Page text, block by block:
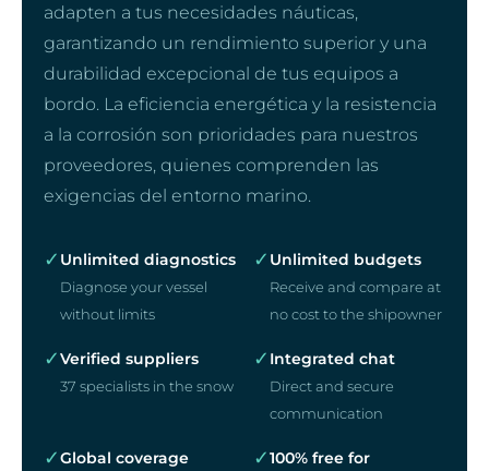
adapten a tus necesidades náuticas,
garantizando un rendimiento superior y una
durabilidad excepcional de tus equipos a
bordo. La eficiencia energética y la resistencia
a la corrosión son prioridades para nuestros
proveedores, quienes comprenden las
exigencias del entorno marino.
✓ Unlimited diagnostics
Diagnose your vessel
without limits
✓ Unlimited budgets
Receive and compare at
no cost to the shipowner
✓Verified suppliers
37 specialists in the snow
✓ Integrated chat
Direct and secure
communication
✓Global coverage ✓100% free for